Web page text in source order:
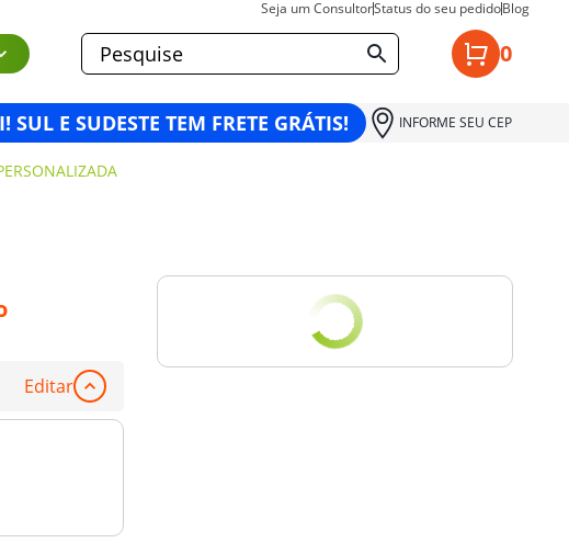
Seja um ConsultorStatus do seu pedidoBlog
0
SUL E SUDESTE TEM FRETE GRÁTIS! INFORME SEU CEP
Editar